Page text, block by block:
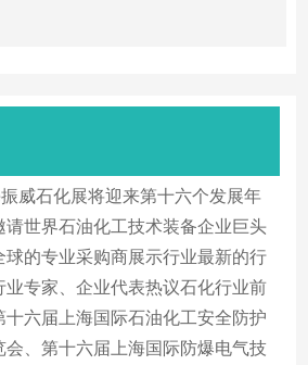
威石化展将迎来第十六个发展年
请世界石油化工技术装备企业巨头
球的专业采购商展示行业最新的行
业专家、企业代表热议石化行业前
六届上海国际石油化工安全防护
会、第十六届上海国际防爆电气技